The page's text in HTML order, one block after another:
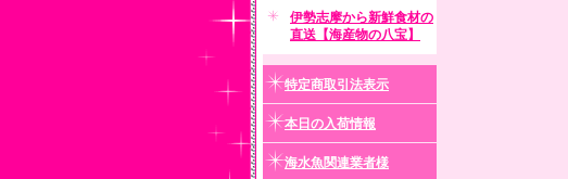
伊勢志摩から新鮮食材の
直送【海産物の八宝】
特定商取引法表示
本日の入荷情報
海水魚関連業者様